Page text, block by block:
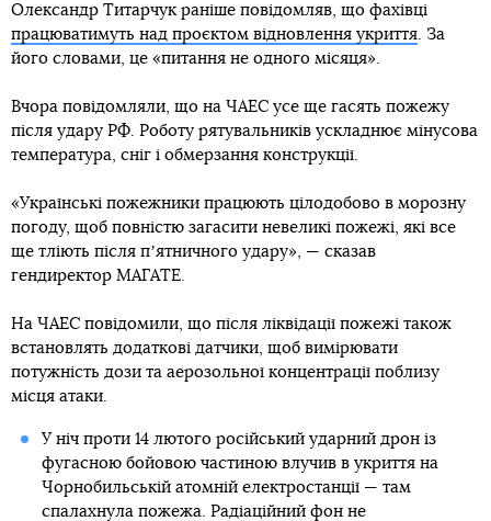
Олександр Титарчук раніше повідомляв, що фахівці
працюватимуть над проєктом відновлення укриття . За
його словами, це «питання не одного місяця».
Вчора повідомляли, що на ЧАЕС усе ще гасять пожежу
після удару РФ. Роботу рятувальників ускладнює мінусова
температура, сніг і обмерзання конструкції.
«Українські пожежники працюють цілодобово в морозну
погоду, щоб повністю загасити невеликі пожежі, які все
ще тліють після пʼятничного удару», — сказав
гендиректор МАГАТЕ.
На ЧАЕС повідомили, що після ліквідації пожежі також
встановлять додаткові датчики, щоб вимірювати
потужність дози та аерозольної концентрації поблизу
місця атаки.
У ніч проти 14 лютого російський ударний дрон із
фугасною бойовою частиною влучив в укриття на
Чорнобильській атомній електростанції — там
спалахнула пожежа. Радіаційний фон не